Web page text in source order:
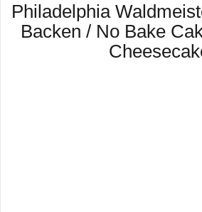
Philadelphia
Backen / No Bake